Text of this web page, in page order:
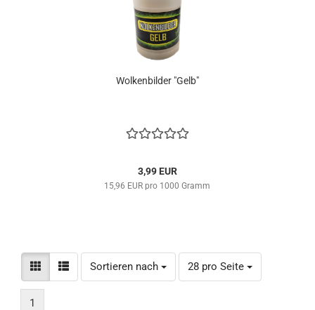
Wolkenbilder "Gelb"
3,99 EUR
15,96 EUR pro 1000 Gramm
Sortieren nach
Sortieren nach 28 pro Seite
pro Seite
1